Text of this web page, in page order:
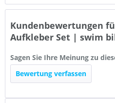
Kundenbewertungen
Aufkleber Set | swim
Sagen Sie Ihre Meinung zu
Bewertung verfassen